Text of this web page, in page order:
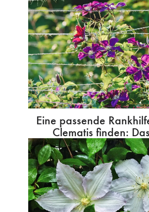
Eine passende
Clematis finden: